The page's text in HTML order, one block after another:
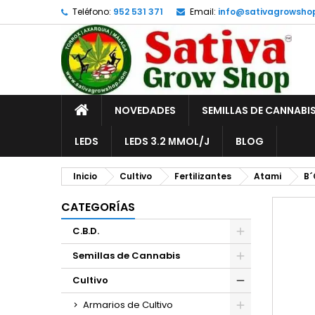
Teléfono: 952 531 371 Email:
INICIONOVEDADES SEMILLAS DE CANNABIS
LEDS LEDS 3.2 ΜMOL/J BLOG
Inicio Cultivo Fertilizantes Atami
CATEGORÍAS
C.B.D.
Semillas de Cannabis
Cultivo
Armarios de Cultivo